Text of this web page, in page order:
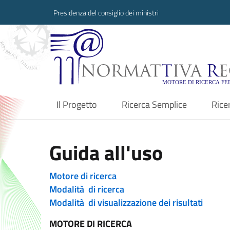
Presidenza del consiglio dei ministri
Normattiva
Il Progetto
current Ricerca Semplice
Guida all'uso
Motore di ricerca
Modalità di ricerca
Modalità di visualizzazione dei risultati
MOTORE DI RICERCA